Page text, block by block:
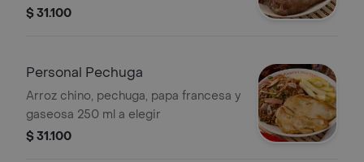
$ 31.100
Personal Pechuga
Arroz chino, pechuga, papa francesa y
gaseosa 250 ml a elegir
$ 31.100